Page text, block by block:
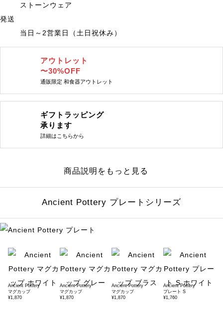
ストーンウェア
発送
当日～2営業日（土日祝休み）
アウトレット
〜30%OFF
通販限定 和食器アウトレット
ギフトラッピング
承ります
詳細はこちらから
商品説明をもっと見る
Ancient Pottery プレートシリーズ
Ancient Pottery
マグカップ
¥1,870
Ancient Pottery
マグカップ
¥1,870
Ancient Pottery
マグカップ
¥1,870
Ancient Pottery
プレート S
¥1,760